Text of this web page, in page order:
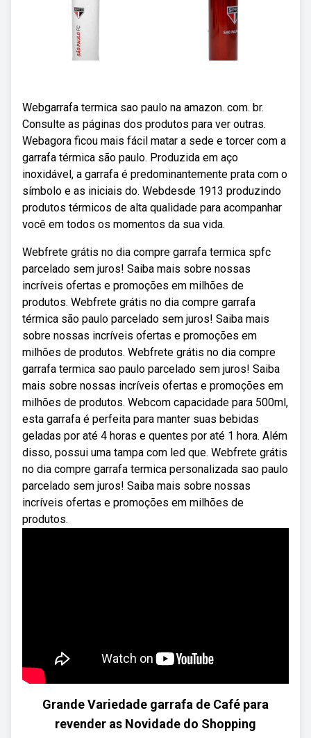
Webgarrafa termica sao paulo na amazon. com. br.
Consulte as páginas dos produtos para ver outras.
Webagora ficou mais fácil matar a sede e torcer com a
garrafa térmica são paulo. Produzida em aço
inoxidável, a garrafa é predominantemente prata com o
símbolo e as iniciais do. Webdesde 1913 produzindo
produtos térmicos de alta qualidade para acompanhar
você em todos os momentos da sua vida.
Webfrete grátis no dia compre garrafa termica spfc
parcelado sem juros! Saiba mais sobre nossas
incríveis ofertas e promoções em milhões de
produtos. Webfrete grátis no dia compre garrafa
térmica são paulo parcelado sem juros! Saiba mais
sobre nossas incríveis ofertas e promoções em
milhões de produtos. Webfrete grátis no dia compre
garrafa termica sao paulo parcelado sem juros! Saiba
mais sobre nossas incríveis ofertas e promoções em
milhões de produtos. Webcom capacidade para 500ml,
esta garrafa é perfeita para manter suas bebidas
geladas por até 4 horas e quentes por até 1 hora. Além
disso, possui uma tampa com led que. Webfrete grátis
no dia compre garrafa termica personalizada sao paulo
parcelado sem juros! Saiba mais sobre nossas
incríveis ofertas e promoções em milhões de
produtos.
Grande Variedade garrafa de Café para
revender as Novidade do Shopping